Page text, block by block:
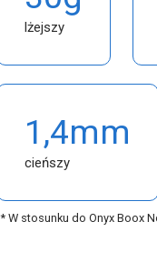
lżejszy
1,4mm
cieńszy
* W stosunku do Onyx Boox